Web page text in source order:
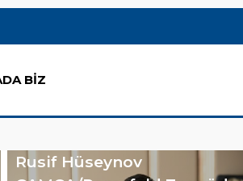
BİZ
Rusif Hüseynov